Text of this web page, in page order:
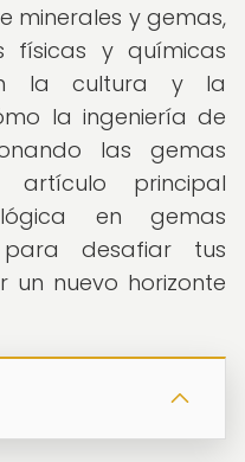
minerales y gemas,
físicas y químicas
la cultura y la
la ingeniería de
las gemas
artículo principal
en gemas
para desafiar tus
un nuevo horizonte